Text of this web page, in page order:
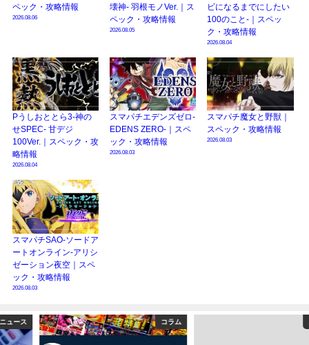
ペック・攻略情報
2026.08.06
壊神- 羽根モノVer.｜ス
ペック・攻略情報
2026.08.05
ビになるまでにしたい
100のこと-｜スペッ
ク・攻略情報
2026.08.04
Pうしおととら3-神の
せSPEC- 甘デジ
100Ver.｜スペック・攻
略情報
2026.08.04
スマパチエデンズゼロ-
EDENS ZERO-｜スペ
ック・攻略情報
2026.08.03
スマパチ魔女と野獣｜
スペック・攻略情報
2026.08.03
スマパチSAO-ソードア
ートオンライン-アリシ
ゼーション夜空｜スペ
ック・攻略情報
2026.08.03
コラム